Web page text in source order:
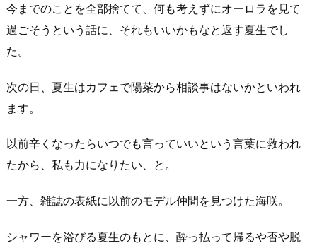
今までのことを全部捨てて、何も考えずにオーロラを見て
過ごそうという話に、それもいいかもなと返す夏生でし
た。
次の日、夏生はカフェで陽菜から相談事はないかといわれ
ます。
以前辛くなったらいつでも言っていいという言葉に救われ
たから、私も力になりたい、と。
一方、雑誌の表紙に以前のモデル仲間を見つけた海咲。
シャワーを浴びる夏生のもとに、酔っ払って帰るや否や脱